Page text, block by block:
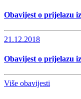
Obavijest o prijelazu
21.12.2018
Obavijest o prijelazu
Više obavijesti